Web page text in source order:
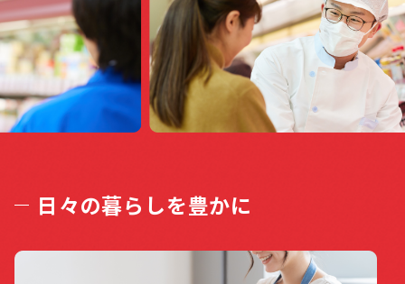
日々の暮らしを豊かに